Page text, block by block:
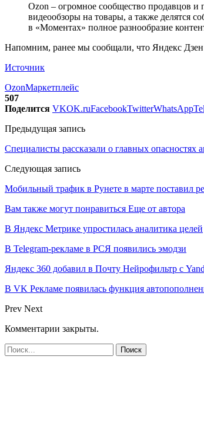
Ozon – огромное сообщество продавцов
видеообзоры на товары, а также делятся
в «Моментах» полное разнообразие
Напомним, ранее мы сообщали, что Яндекс Дзен
Источник
OzonМаркетплейс
507
Поделится VKOK.ruFacebookTwitterWhatsApp
Предыдущая запись
Специалисты рассказали о главных опасностях
Следующая запись
Мобильный трафик в Рунете в марте поставил
Вам также могут понравиться Еще от автора
В Яндекс Метрике упростилась аналитика целей
В Telegram-рекламе в РСЯ появились эмодзи
Яндекс 360 добавил в Почту Нейрофильтр с
В VK Рекламе появилась функция
Prev Next
Комментарии закрыты.